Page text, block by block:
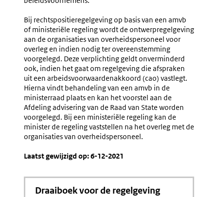
Bij rechtspositieregelgeving op basis van een amvb
of ministeriële regeling wordt de ontwerpregelgeving
aan de organisaties van overheidspersoneel voor
overleg en indien nodig ter overeenstemming
voorgelegd. Deze verplichting geldt onverminderd
ook, indien het gaat om regelgeving die afspraken
uit een arbeidsvoorwaardenakkoord (cao) vastlegt.
Hierna vindt behandeling van een amvb in de
ministerraad plaats en kan het voorstel aan de
Afdeling advisering van de Raad van State worden
voorgelegd. Bij een ministeriële regeling kan de
minister de regeling vaststellen na het overleg met de
organisaties van overheidspersoneel.
Laatst gewijzigd op: 6-12-2021
Draaiboek voor de regelgeving